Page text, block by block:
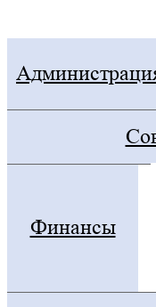
Финансы